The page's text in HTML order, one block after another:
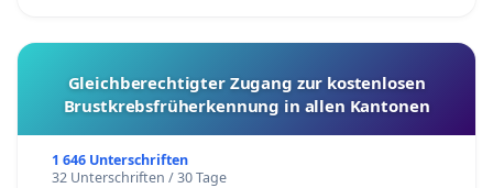
Gleichberechtigter Zugang zur kostenlosen
Brustkrebsfrüherkennung in allen Kantonen
1 646 Unterschriften
32 Unterschriften / 30 Tage